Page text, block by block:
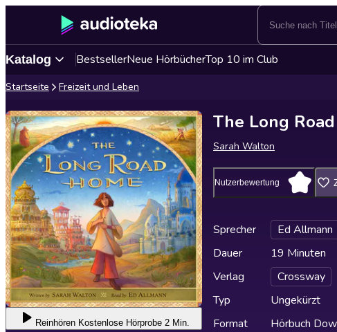
Katalog BestsellerNeue HörbücherTop 10 im Club
Startseite Freizeit und Leben
Reinhören Kostenlose Hörprobe 2 Min.
The Long
Sarah Walton
Nutzerbewertung
Sprecher
Ed Allmann
Dauer
19 Minuten
Verlag
Crossway
Typ
Ungekürzt
Format
Hörbuch